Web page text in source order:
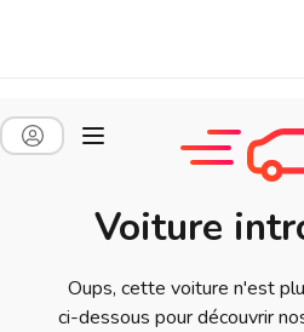
Voiture
Oups, cette voiture n'est
ci-dessous pour découvrir